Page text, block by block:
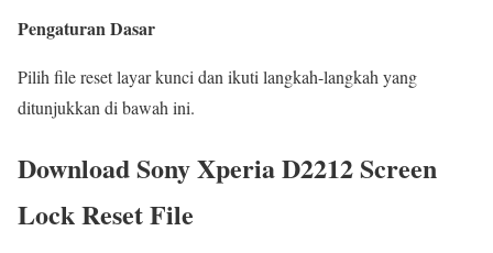
Pengaturan Dasar
Pilih file reset layar kunci dan ikuti langkah-langkah yang
ditunjukkan di bawah ini.
Download Sony Xperia D2212 Screen
Lock Reset File